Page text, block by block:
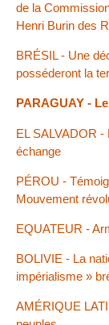
de la
Henri Burin des
BRÉSIL - Une
posséderont la
PARAGUAY -
EL SALVADOR
échange
PÉROU -
Mouvement
EQUATEUR -
BOLIVIE - La
impérialisme »
AMÉRIQUE